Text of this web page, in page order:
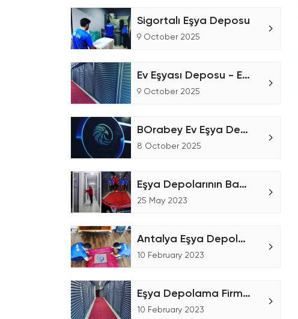
Sigortalı Eşya Deposu
9 October 2025
Ev Eşyası Deposu - Eşya Depolama
9 October 2025
BOrabey Ev Eşya Depolama
8 October 2025
Eşya Depolarının Bakımı
25 May 2023
Antalya Eşya Depolama Talebin'de Bulunmanız
10 February 2023
Eşya Depolama Firmaları Seçerken Dikkat Etmeniz Gerekenler!
10 February 2023